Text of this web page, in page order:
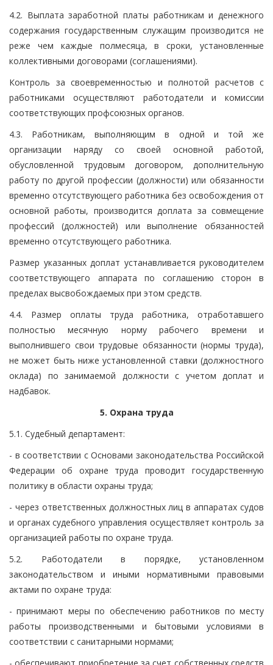
4.2. Выплата заработной платы работникам и денежного
содержания государственным служащим производится не
реже чем каждые полмесяца, в сроки, установленные
коллективными договорами (соглашениями).
Контроль за своевременностью и полнотой расчетов с
работниками осуществляют работодатели и комиссии
соответствующих профсоюзных органов.
4.3. Работникам, выполняющим в одной и той же
организации наряду со своей основной работой,
обусловленной трудовым договором, дополнительную
работу по другой профессии (должности) или обязанности
временно отсутствующего работника без освобождения от
основной работы, производится доплата за совмещение
профессий (должностей) или выполнение обязанностей
временно отсутствующего работника.
Размер указанных доплат устанавливается руководителем
соответствующего аппарата по соглашению сторон в
пределах высвобождаемых при этом средств.
4.4. Размер оплаты труда работника, отработавшего
полностью месячную норму рабочего времени и
выполнившего свои трудовые обязанности (нормы труда),
не может быть ниже установленной ставки (должностного
оклада) по занимаемой должности с учетом доплат и
надбавок.
5. Охрана труда
5.1. Судебный департамент:
- в соответствии с Основами законодательства Российской
Федерации об охране труда проводит государственную
политику в области охраны труда;
- через ответственных должностных лиц в аппаратах судов
и органах судебного управления осуществляет контроль за
организацией работы по охране труда.
5.2. Работодатели в порядке, установленном
законодательством и иными нормативными правовыми
актами по охране труда:
- принимают меры по обеспечению работников по месту
работы производственными и бытовыми условиями в
соответствии с санитарными нормами;